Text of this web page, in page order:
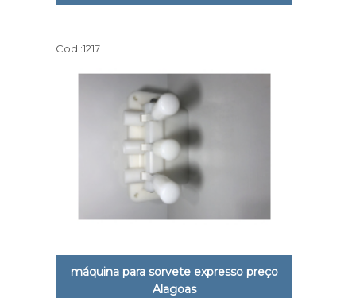
Cod.:1217
máquina para sorvete expresso preço
Alagoas